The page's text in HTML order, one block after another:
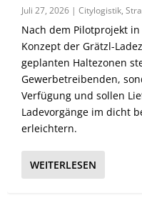
Juli 27, 2026 |Citylogistik,
Nach dem Pilotprojekt
Konzept der Grätzl-
geplanten Haltezonen
Gewerbetreibenden,
Verfügung und sollen
Ladevorgänge im dicht
erleichtern.
WEITERLESEN